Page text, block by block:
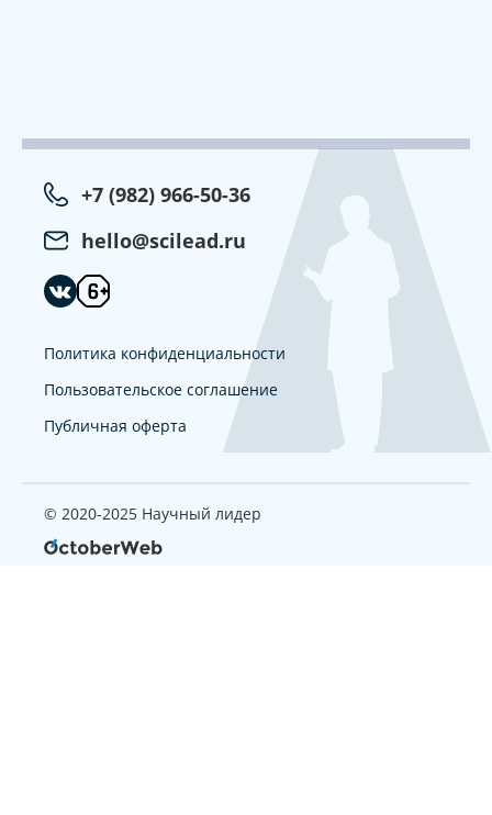
+7 (982) 966-50-36
hello@scilead.ru
Политика конфиденциальности
Пользовательское соглашение
Публичная оферта
© 2020-2025 Научный лидер